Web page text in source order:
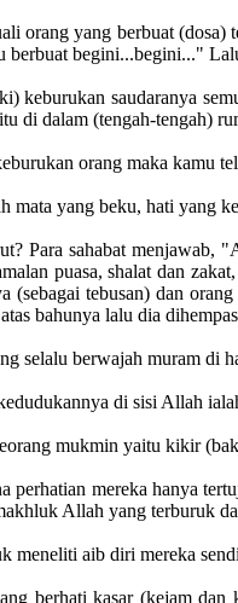
orang yang berbuat
berbuat begini...begini..."
keburukan saudaranya
di dalam (tengah-tengah)
orang maka kamu
mata yang beku, hati
Para sahabat
puasa, shalat dan
tebusan) dan
bahunya lalu dia
selalu berwajah muram di
di sisi Allah
mukmin yaitu kikir
perhatian mereka hanya
Allah yang terburuk
meneliti aib diri mereka
berhati kasar (kejam